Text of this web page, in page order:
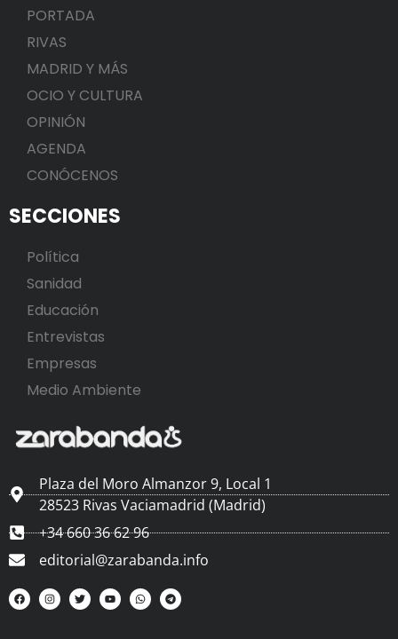
PORTADA
RIVAS
MADRID Y MÁS
OCIO Y CULTURA
OPINIÓN
AGENDA
CONÓCENOS
SECCIONES
Política
Sanidad
Educación
Entrevistas
Empresas
Medio Ambiente
Plaza del Moro Almanzor 9, Local 1
28523 Rivas Vaciamadrid (Madrid)
+34 660 36 62 96
editorial@zarabanda.info